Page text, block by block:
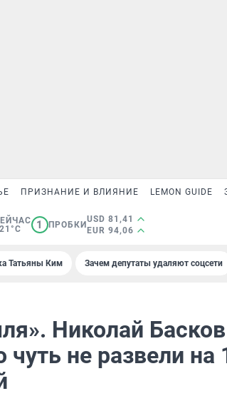
ПРИЗНАНИЕ И ВЛИЯНИЕ LEMON GUIDE
1 ПРОБКИ
USD 81,41
EUR 94,06
Татьяны Ким Зачем депутаты удаляют соцсети
Николай Басков
чуть не развели на